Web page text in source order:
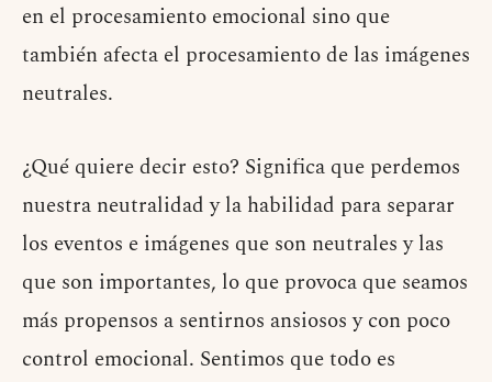
en el procesamiento emocional sino que
también afecta el procesamiento de las imágenes
neutrales.
¿Qué quiere decir esto? Significa que perdemos
nuestra neutralidad y la habilidad para separar
los eventos e imágenes que son neutrales y las
que son importantes, lo que provoca que seamos
más propensos a sentirnos ansiosos y con poco
control emocional. Sentimos que todo es